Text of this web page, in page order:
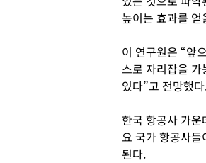
높이는 효과를 얻
이 연구원은 “앞
스로 자리잡을
있다”고 전망했
한국 항공사 가
요 국가 항공사
된다.